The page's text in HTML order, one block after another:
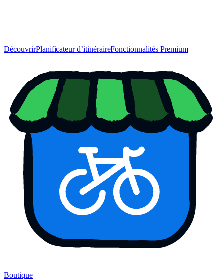
DécouvrirPlanificateur d’itinéraireFonctionnalités Premium
Boutique